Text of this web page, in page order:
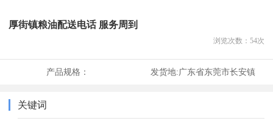
厚街镇粮油配送电话 服务周到
浏览次数： 54次
产品规格： 发货地:广东省东莞市长安镇
关键词